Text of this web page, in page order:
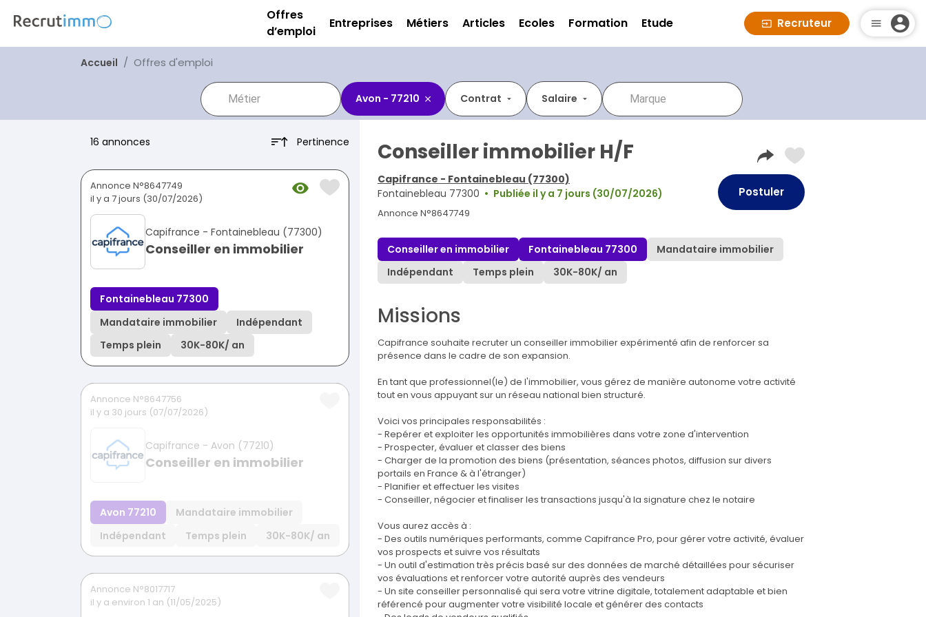
Offres
d’emploi
Entreprises Métiers Articles Ecoles Formation Etude Recruteur
Accueil Offres d'emploi
Avon - 77210 Contrat Salaire
16 annonces Pertinence
Annonce N°8647749
il y a 7 jours (30/07/2026)
Capifrance - Fontainebleau (77300)
Conseiller en immobilier
Fontainebleau 77300
Mandataire immobilier
Indépendant
Temps plein
30K-80K/ an
Annonce N°8647756
il y a 30 jours (07/07/2026)
Capifrance - Avon (77210)
Conseiller en immobilier
Avon 77210
Mandataire immobilier
Indépendant
Temps plein 30K-80K/ an
Annonce N°8017717
il y a environ 1 an (11/05/2025)
Conseiller immobilier H/F
Capifrance - Fontainebleau (77300)
Fontainebleau 77300
Publiée il y a 7 jours (30/07/2026)
Annonce N°8647749
Postuler
Conseiller en immobilier Fontainebleau 77300
Mandataire immobilier
Indépendant
Temps plein 30K-80K/ an
Missions
Capifrance souhaite recruter un conseiller immobilier expérimenté afin de renforcer sa
présence dans le cadre de son expansion.
En tant que professionnel(le) de l'immobilier, vous gérez de manière autonome votre activité
tout en vous appuyant sur un réseau national bien structuré.
Voici vos principales responsabilités :
- Repérer et exploiter les opportunités immobilières dans votre zone d'intervention
- Prospecter, évaluer et classer des biens
- Charger de la promotion des biens (présentation, séances photos, diffusion sur divers
portails en France & à l'étranger)
- Planifier et effectuer les visites
- Conseiller, négocier et finaliser les transactions jusqu'à la signature chez le notaire
Vous aurez accès à :
- Des outils numériques performants, comme Capifrance Pro, pour gérer votre activité, évaluer
vos prospects et suivre vos résultats
- Un outil d'estimation très précis basé sur des données de marché détaillées pour sécuriser
vos évaluations et renforcer votre autorité auprès des vendeurs
- Un site conseiller personnalisé qui sera votre vitrine digitale, totalement adaptable et bien
référencé pour augmenter votre visibilité locale et générer des contacts